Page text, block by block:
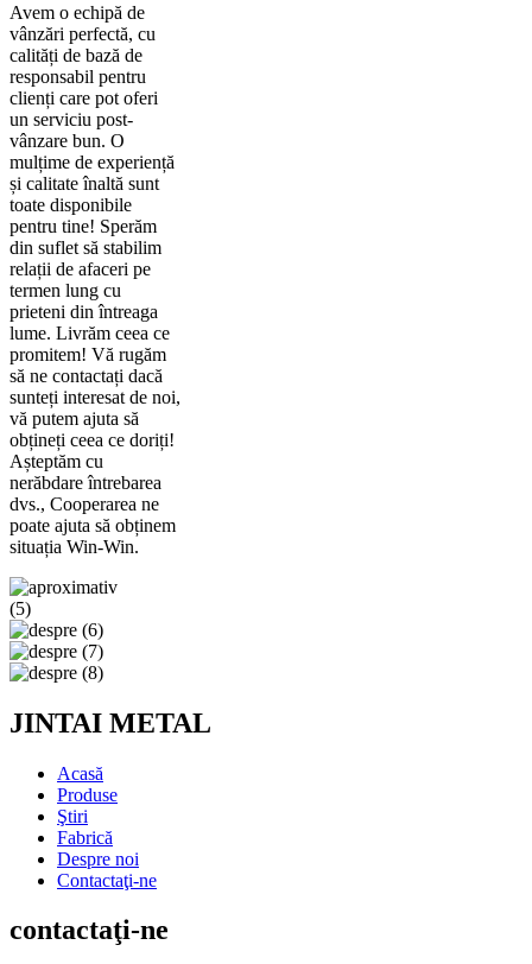
Avem o echipă de
vânzări perfectă, cu
calități de bază de
responsabil pentru
clienți care pot oferi
un serviciu post-
vânzare bun. O
mulțime de experiență
și calitate înaltă sunt
toate disponibile
pentru tine! Sperăm
din suflet să stabilim
relații de afaceri pe
termen lung cu
prieteni din întreaga
lume. Livrăm ceea ce
promitem! Vă rugăm
să ne contactați dacă
sunteți interesat de noi,
vă putem ajuta să
obțineți ceea ce doriți!
Așteptăm cu
nerăbdare întrebarea
dvs., Cooperarea ne
poate ajuta să obținem
situația Win-Win.
JINTAI METAL
Acasă
Produse
Ştiri
Fabrică
Despre noi
Contactaţi-ne
contactaţi-ne